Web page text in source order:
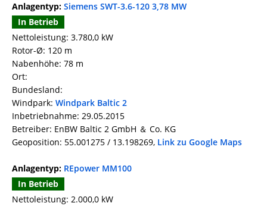
Anlagentyp: Siemens SWT-3.6-120 3,78 MW
In Betrieb
Nettoleistung: 3.780,0 kW
Rotor-Ø: 120 m
Nabenhöhe: 78 m
Ort:
Bundesland:
Windpark: Windpark Baltic 2
Inbetriebnahme: 29.05.2015
Betreiber: EnBW Baltic 2 GmbH ＆ Co. KG
Geoposition: 55.001275 / 13.198269, Link zu Google Maps
Anlagentyp: REpower MM100
In Betrieb
Nettoleistung: 2.000,0 kW